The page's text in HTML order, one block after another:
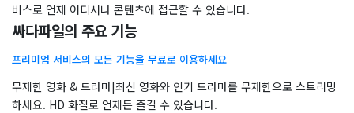
비스로 언제 어디서나 콘텐츠에 접근할 수 있습니다.
싸다파일의 주요 기능
프리미엄 서비스의 모든 기능을 무료로 이용하세요
무제한 영화 & 드라마|최신 영화와 인기 드라마를 무제한으로 스트리밍
하세요. HD 화질로 언제든 즐길 수 있습니다.